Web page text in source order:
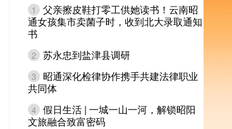
1
父亲擦皮鞋打零工供她读书！云南昭
通女孩集市卖菌子时，收到北大录取通知
书
2 苏永忠到盐津县调研
3
昭通深化检律协作携手共建法律职业
共同体
4 假日生活 | 一城一山一河，解锁昭阳
文旅融合致富密码